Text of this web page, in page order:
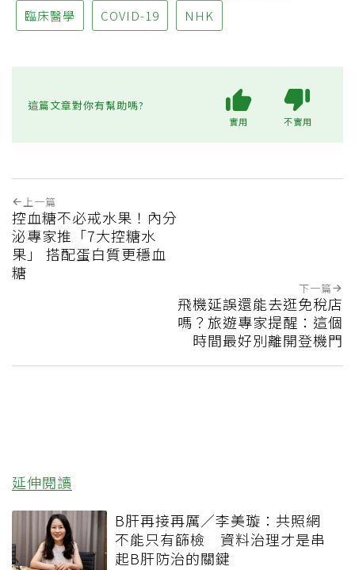
臨床醫學 COVID-19 NHK
這篇文章對你有幫助嗎?
實用 不實用
上一篇
控血糖不必戒水果！內分
泌專家推「7大控糖水
果」 搭配蛋白質更穩血
糖
下一篇
飛機延誤還能去逛免稅店
嗎？旅遊專家提醒：這個
時間最好別離開登機門
延伸閱讀
B肝再接再厲／李美璇：共照網
不能只有篩檢 資料治理才是串
起B肝防治的關鍵